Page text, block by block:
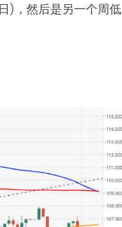
)，然后是另一个周低